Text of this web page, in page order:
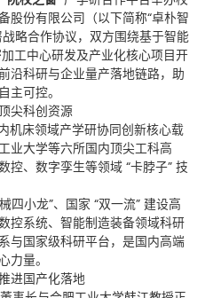
股份有限公司（以下简称“卓朴智
略合作协议，双方围绕基于智能
工中心研发及产业化核心项目开
沿科研与企业量产落地链路，助
主可控。
尖科创资源
机床领域产学研协同创新核心载
业大学等六所国内顶尖工科高
控、数字孪生等领域 “卡脖子” 技
小龙”、国家 “双一流” 建设高
控系统、智能制造装备领域科研
与国家级科研平台，是国内高端
力量。
进国产化落地